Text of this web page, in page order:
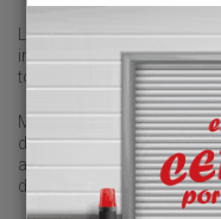
La profesionalidad se
integridad, autonomía,
todos ellos determinantes
Me resulta difícil
de la política. Un mundo
advenedizos sin la
dirigir los designios de un